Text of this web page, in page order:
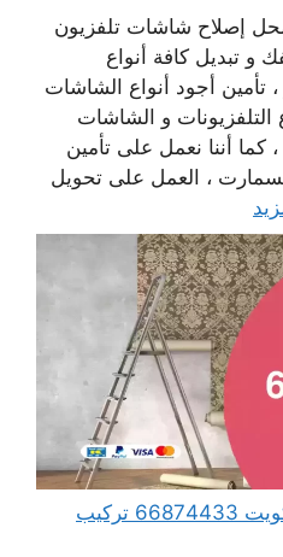
إصلاح شاشات تلفزيون
و تبديل كافة أنواع
تأمين أجود أنواع الشاشات
التلفزيونات و الشاشات
كما أننا نعمل على تأمين
، العمل على تحويل
فني تركيب ورق جدران الكويت 66874433 تركيب